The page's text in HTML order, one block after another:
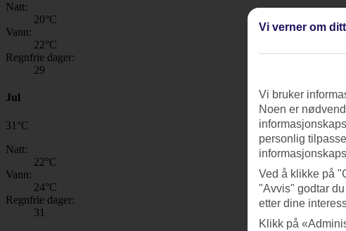
Natt:
20°C
Vann:
22°C
Regnfrie dager:
29
Jul
31 °C
Natt:
22°C
Vann:
24°C
Regnfrie dager:
31
Vi verner om
Vi bruker
Noen er
personlig
Ved å klikke på
"Avvis" godtar
etter dine
Klikk på